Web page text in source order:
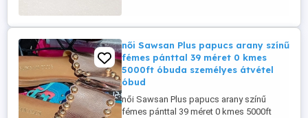
női Sawsan Plus papucs arany színű
fémes pánttal 39 méret 0 kmes
5000ft óbuda személyes átvétel
óbud
női Sawsan Plus papucs arany színű
fémes pánttal 39 méret 0 kmes 5000ft